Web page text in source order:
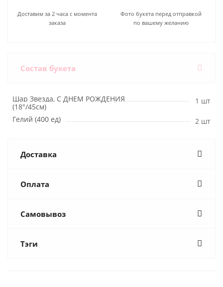
Доставим за 2 часа с момента
заказа
Фото букета перед отправкой
по вашему желанию
Состав букета
Шар Звезда, С ДНЕМ РОЖДЕНИЯ
(18"/45см)
1 шт
Гелий (400 ед)
2 шт
Доставка
Оплата
Самовывоз
Тэги